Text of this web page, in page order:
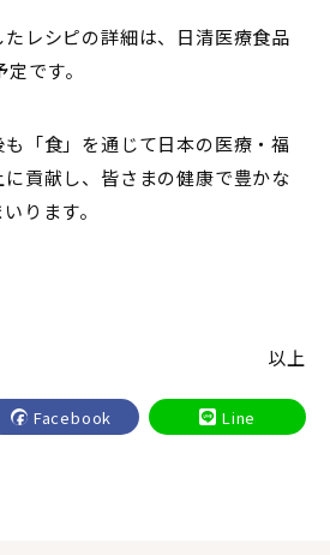
レシピの詳細は、日清医療食品
です。
「食」を通じて日本の医療・福
貢献し、皆さまの健康で豊かな
ります。
以上
Facebook
Line